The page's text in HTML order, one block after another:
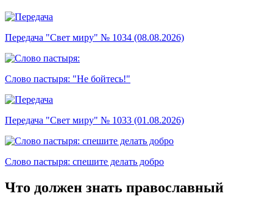
Передача "Свет миру" № 1034 (08.08.2026)
Слово пастыря: "Не бойтесь!"
Передача "Свет миру" № 1033 (01.08.2026)
Слово пастыря: спешите делать добро
Что должен знать православный